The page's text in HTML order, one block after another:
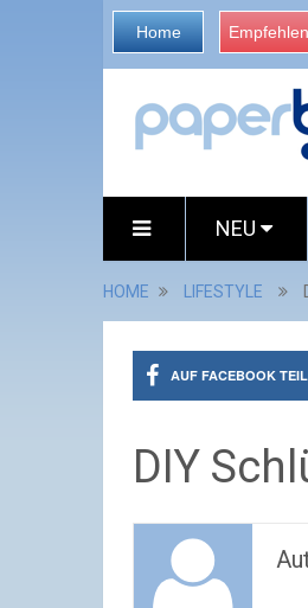
Home
NEU
HOME LIFESTYLE
AUF FACEBOOK
DIY